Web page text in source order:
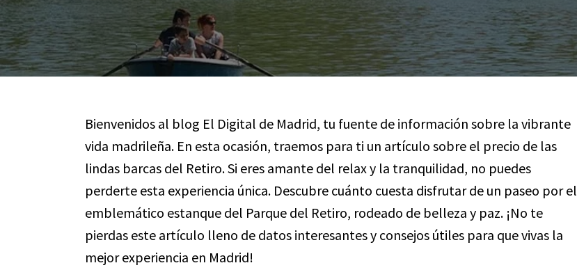
Bienvenidos al blog El Digital de Madrid, tu fuente de información sobre la vibrante
vida madrileña. En esta ocasión, traemos para ti un artículo sobre el precio de las
lindas barcas del Retiro. Si eres amante del relax y la tranquilidad, no puedes
perderte esta experiencia única. Descubre cuánto cuesta disfrutar de un paseo por el
emblemático estanque del Parque del Retiro, rodeado de belleza y paz. ¡No te
pierdas este artículo lleno de datos interesantes y consejos útiles para que vivas la
mejor experiencia en Madrid!